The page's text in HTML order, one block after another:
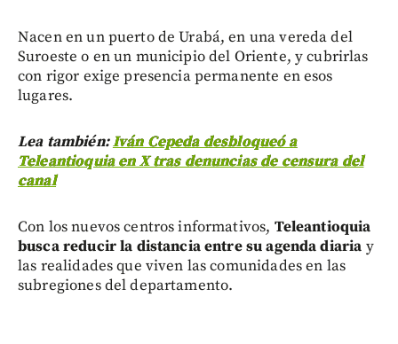
Nacen en un puerto de Urabá, en una vereda del
Suroeste o en un municipio del Oriente, y cubrirlas
con rigor exige presencia permanente en esos
lugares.
Lea también:Iván Cepeda desbloqueó a
Teleantioquia en X tras denuncias de censura del
canal
Con los nuevos centros informativos, Teleantioquia
busca reducir la distancia entre su agenda diaria y
las realidades que viven las comunidades en las
subregiones del departamento.